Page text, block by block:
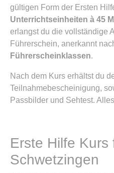
gültigen Form der Ersten
Unterrichtseinheiten à 45
erlangst du die vollständige
Führerschein, anerkannt
Führerscheinklassen.
Nach dem Kurs erhältst du
Teilnahmebescheinigung,
Passbilder und Sehtest.
Erste Hilfe Kurs
Schwetzingen